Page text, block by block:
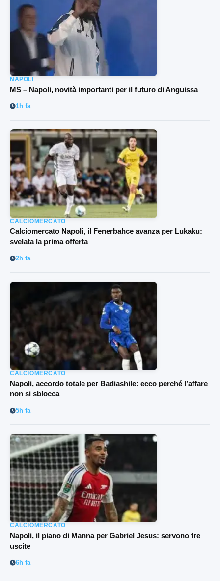
NAPOLI
MS – Napoli, novità importanti per il futuro di Anguissa
1h fa
CALCIOMERCATO
Calciomercato Napoli, il Fenerbahce avanza per Lukaku:
svelata la prima offerta
2h fa
CALCIOMERCATO
Napoli, accordo totale per Badiashile: ecco perché l’affare
non si sblocca
5h fa
CALCIOMERCATO
Napoli, il piano di Manna per Gabriel Jesus: servono tre
uscite
6h fa